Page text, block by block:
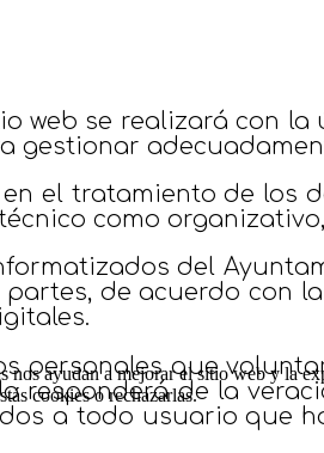
web se realizará con
gestionar
el tratamiento de los
como
del
de acuerdo con la
que
responderá de la
a todo usuario que
ayudan a mejorar el sitio web y la
cookies o rechazarlas.